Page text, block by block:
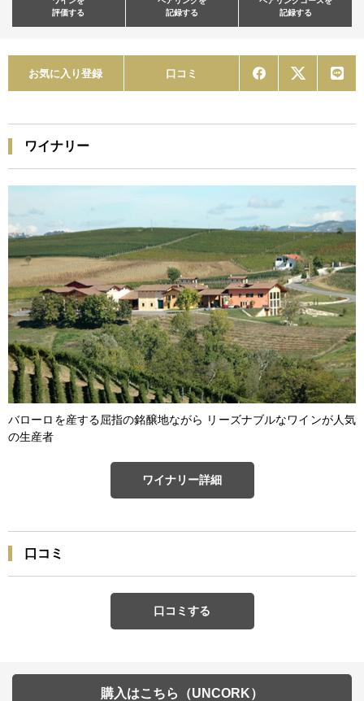
評価する
記録する
記録する
お気に入り登録 口コミ
ワイナリー
バローロを産する屈指の銘醸地ながら リーズナブルなワインが人気
の生産者
ワイナリー詳細
口コミ
口コミする
購入はこちら（UNCORK）